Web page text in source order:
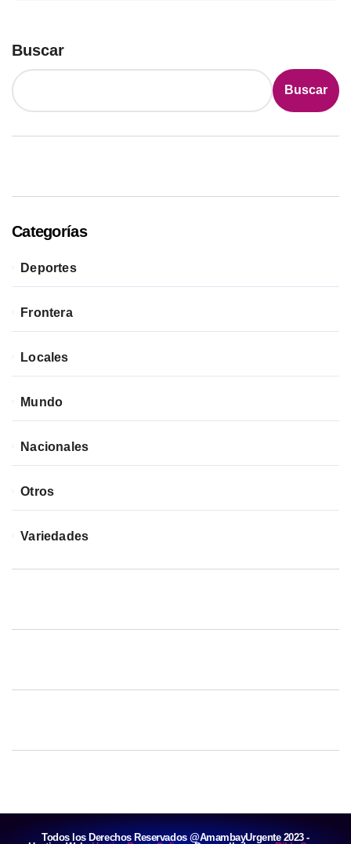
Buscar
Buscar
Categorías
Deportes
Frontera
Locales
Mundo
Nacionales
Otros
Variedades
Todos los Derechos Reservados @AmambayUrgente 2023 -